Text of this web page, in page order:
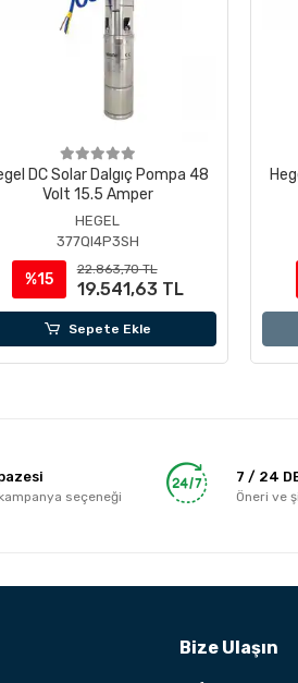
DC Solar Dalgıç Pompa 48
Volt 15.5 Amper
HEGEL
377QI4P3SH
%15
22.863,70 TL
19.541,63 TL
Sepete Ekle
seçeneği
7 / 24
Öneri ve
Bize Ulaşın